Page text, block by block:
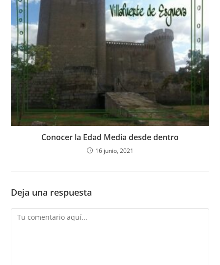
Conocer la Edad Media desde dentro
16 junio, 2021
Deja una respuesta